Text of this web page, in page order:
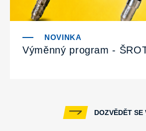
Výměnný program -
DOZVĚDĚT SE